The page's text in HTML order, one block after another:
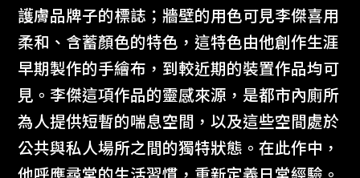
護膚品牌子的標誌；牆壁的用色可見李傑喜用
柔和、含蓄顏色的特色，這特色由他創作生涯
早期製作的手繪布，到較近期的裝置作品均可
見。李傑這項作品的靈感來源，是都市內廁所
為人提供短暫的喘息空間，以及這些空間處於
公共與私人場所之間的獨特狀態。在此作中，